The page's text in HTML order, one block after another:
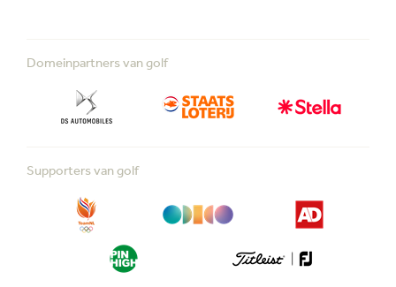
Domeinpartners van golf
Supporters van golf